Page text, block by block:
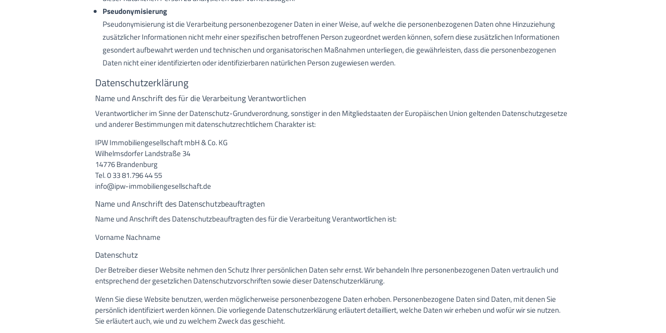
Pseudonymisierung
Pseudonymisierung ist die Verarbeitung personenbezogener Daten in einer Weise, auf welche die personenbezogenen Daten ohne Hinzuziehung
zusätzlicher Informationen nicht mehr einer spezifischen betroffenen Person zugeordnet werden können, sofern diese zusätzlichen Informationen
gesondert aufbewahrt werden und technischen und organisatorischen Maßnahmen unterliegen, die gewährleisten, dass die personenbezogenen
Daten nicht einer identifizierten oder identifizierbaren natürlichen Person zugewiesen werden.
Datenschutzerklärung
Name und Anschrift des für die Verarbeitung Verantwortlichen
Verantwortlicher im Sinne der Datenschutz-Grundverordnung, sonstiger in den Mitgliedstaaten der Europäischen Union geltenden Datenschutzgesetze
und anderer Bestimmungen mit datenschutzrechtlichem Charakter ist:
IPW Immobiliengesellschaft mbH & Co. KG
Wilhelmsdorfer Landstraße 34
14776 Brandenburg
Tel. 0 33 81.796 44 55
info@ipw-immobiliengesellschaft.de
Name und Anschrift des Datenschutzbeauftragten
Name und Anschrift des Datenschutzbeauftragten des für die Verarbeitung Verantwortlichen ist:
Vorname Nachname
Datenschutz
Der Betreiber dieser Website nehmen den Schutz Ihrer persönlichen Daten sehr ernst. Wir behandeln Ihre personenbezogenen Daten vertraulich und
entsprechend der gesetzlichen Datenschutzvorschriften sowie dieser Datenschutzerklärung.
Wenn Sie diese Website benutzen, werden möglicherweise personenbezogene Daten erhoben. Personenbezogene Daten sind Daten, mit denen Sie
persönlich identifiziert werden können. Die vorliegende Datenschutzerklärung erläutert detailliert, welche Daten wir erheben und wofür wir sie nutzen.
Sie erläutert auch, wie und zu welchem Zweck das geschieht.